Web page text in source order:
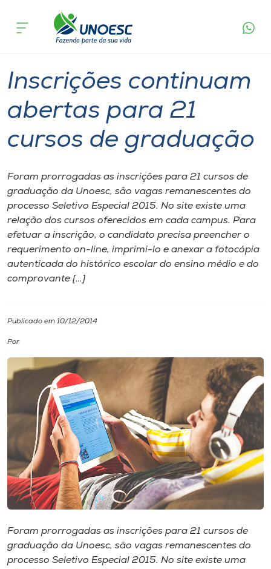
Cursos
Pesquisa
Atendimento ao Estudante
Portal de Ensino
A
Unoesc
Internacionalização
Cultura
Biblioteca
Editora
Museu
acontece
Inscrições continuam
abertas para 21
cursos de graduação
Foram prorrogadas as inscrições para 21 cursos de
graduação da Unoesc, são vagas remanescentes do
processo Seletivo Especial 2015. No site existe uma
relação dos cursos oferecidos em cada campus. Para
efetuar a inscrição, o candidato precisa preencher o
requerimento on-line, imprimi-lo e anexar a fotocópia
autenticada do histórico escolar do ensino médio e do
comprovante […]
Publicado em 10/12/2014
Por
Foram prorrogadas as inscrições para 21 cursos de
graduação da Unoesc, são vagas remanescentes do
processo Seletivo Especial 2015. No site existe uma